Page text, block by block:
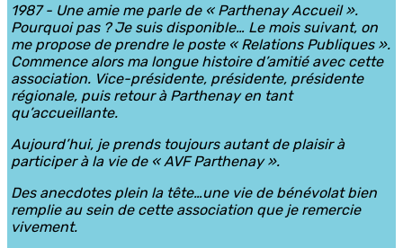
1987 - Une amie me parle de « Parthenay Accueil ».
Pourquoi pas ? Je suis disponible… Le mois suivant, on
me propose de prendre le poste « Relations Publiques ».
Commence alors ma longue histoire d’amitié avec cette
association. Vice-présidente, présidente, présidente
régionale, puis retour à Parthenay en tant
qu’accueillante.
Aujourd’hui, je prends toujours autant de plaisir à
participer à la vie de « AVF Parthenay ».
Des anecdotes plein la tête…une vie de bénévolat bien
remplie au sein de cette association que je remercie
vivement.